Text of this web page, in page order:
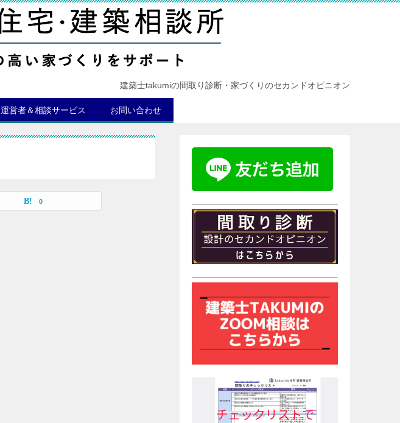
建築士takumiの間取り診断・家づくりのセカンドオピニオン
運営者＆相談サービス お問い合わせ
0